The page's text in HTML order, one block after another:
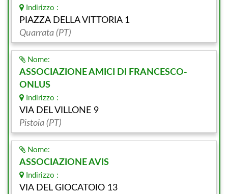
Indirizzo :
PIAZZA DELLA VITTORIA 1
Quarrata (PT)
Nome:
ASSOCIAZIONE AMICI DI FRANCESCO-
ONLUS
Indirizzo :
VIA DEL VILLONE 9
Pistoia (PT)
Nome:
ASSOCIAZIONE AVIS
Indirizzo :
VIA DEL GIOCATOIO 13